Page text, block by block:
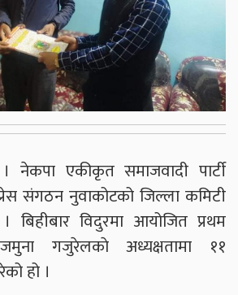
नेकपा एकीकृत समाजवादी पार्टी
संगठन नुवाकोटको जिल्ला कमिटी
विदुरमा आयोजित प्रथम
गजुरेलकाे अध्यक्षतामा ११
हो ।